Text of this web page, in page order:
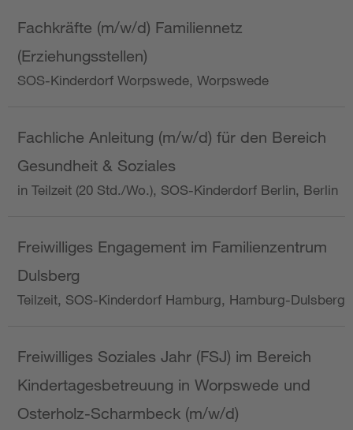
Fachkräfte (m/w/d) Familiennetz
(Erziehungsstellen)
SOS-Kinderdorf Worpswede, Worpswede
Fachliche Anleitung (m/w/d) für den Bereich
Gesundheit & Soziales
in Teilzeit (20 Std./Wo.), SOS-Kinderdorf Berlin, Berlin
Freiwilliges Engagement im Familienzentrum
Dulsberg
Teilzeit, SOS-Kinderdorf Hamburg, Hamburg-Dulsberg
Freiwilliges Soziales Jahr (FSJ) im Bereich
Kindertagesbetreuung in Worpswede und
Osterholz-Scharmbeck (m/w/d)